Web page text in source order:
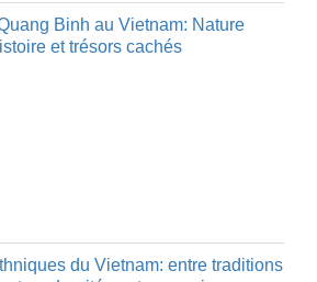
Binh au Vietnam: Nature
et trésors cachés
du Vietnam: entre traditions